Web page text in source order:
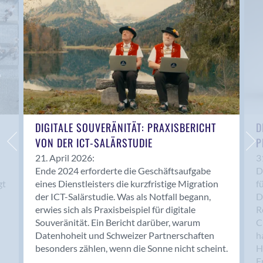
Anwil
Appenzell
Au SG
Baar
Baden
Balsthal
Balzers
Basel
Bassersdorf
Belp
Bendern
Benken (SG)
Bergdietikon
Berlin
Bern
Bern - Liebefeld
DIGITALE SOUVERÄNITÄT: PRAXISBERICHT
VON DER ICT-SALÄRSTUDIE
21. April 2026:
Ende 2024 erforderte die Geschäftsaufgabe
eines Dienstleisters die kurzfristige Migration
der ICT-Salärstudie. Was als Notfall begann,
erwies sich als Praxisbeispiel für digitale
Souveränität. Ein Bericht darüber, warum
Datenhoheit und Schweizer Partnerschaften
besonders zählen, wenn die Sonne nicht scheint.